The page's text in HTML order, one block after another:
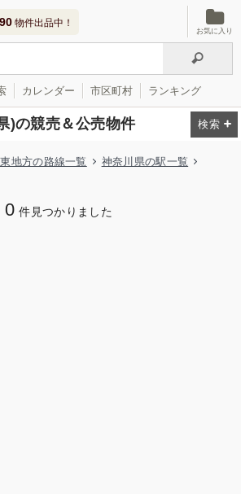
物件出品中！
お気に入り
カレンダー 市区町村 ランキング
)の競売＆公売物件
地方の路線一覧
神奈川県の駅一覧
0 件見つかりました